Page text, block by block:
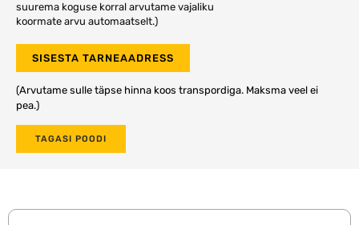
suurema koguse korral arvutame vajaliku
koormate arvu automaatselt.)
SISESTA TARNEAADRESS
(Arvutame sulle täpse hinna koos transpordiga. Maksma veel ei
pea.)
TAGASI POODI